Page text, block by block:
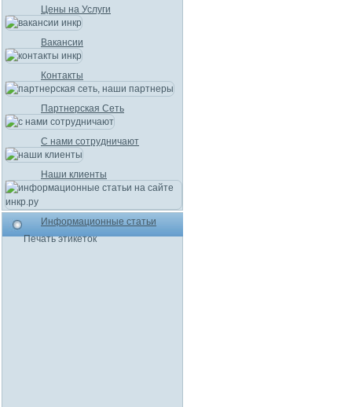
Цены на Услуги
Вакансии
Контакты
Партнерская Сеть
С нами сотрудничают
Наши клиенты
Информационные статьи
Печать этикеток